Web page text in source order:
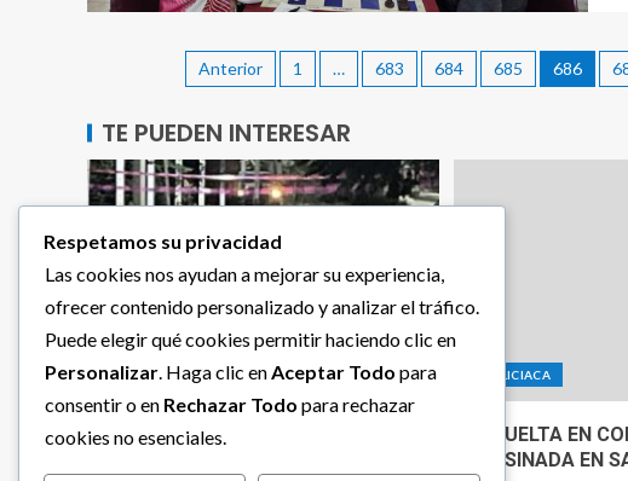
Anterior 1 … 683 684 685 686
TE PUEDEN INTERESAR
POLICIACA
ENVUELTA EN COBIJAS MUJER
POLICIACA
ENVUELTA EN
ASESINADA EN
Respetamos su privacidad
Las cookies nos ayudan a mejorar su experiencia,
ofrecer contenido personalizado y analizar el tráfico.
Puede elegir qué cookies permitir haciendo clic en
Personalizar. Haga clic enAceptar Todo para
consentir o en Rechazar Todo para rechazar
cookies no esenciales.